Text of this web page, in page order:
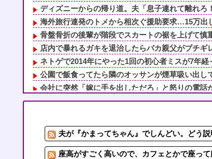
ディズニーからの帰り道。夫「息子連れて離れろ
海外旅行連発のトメから相次ぐ援助要求…15万出
骨盤骨折の後輩が階段でスカートの裾を上げて慎
店内で暴れるガキを退治したらバカ親父がブチギ
ネトゲで2014年にやった1回の初心者ミスが7年
公園で飯食ってたら隣のオッサンが煙草吸い出し
会社に突然「嫁に手を出しただろ」と怒りの電話
1/2義弟娘「ママのアソコには黒い絵があるんだ
流産した私にコトメ「子供がいなくなって羨ま
ちいかわ映画みた旦那がモモンガに対してイライ
【冷めた】スーパーで鯵を買って捌こうとした
夫が『かまってちゃん』でしんどい。どう
座高がすごく高いので、カフェとかで座っ